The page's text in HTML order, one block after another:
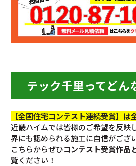
テック千里ってどん
【全国住宅コンテスト連続受賞】は
近畿ハイムでは皆様のご希望を反映
界にも認められる施工に自信がござい
こちらからぜひコンテスト受賞作品
覧ください！